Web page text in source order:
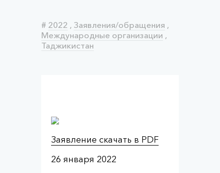
# 2022 , Заявления/обращения ,
Международные организации ,
Таджикистан
Заявление скачать в PDF
26 января 2022